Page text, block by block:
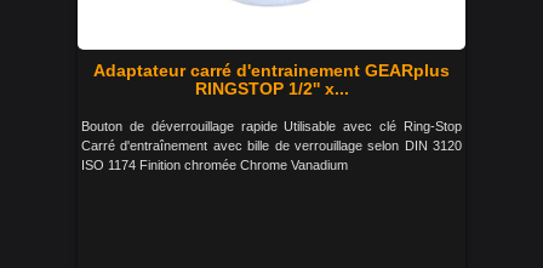
Adaptateur carré d'entrainement GEARplus
RINGSTOP 1/2'' x...
Bouton de déverrouillage rapide Utilisable avec clé Ring-Stop
Carré d'entraînement avec bille de verrouillage selon DIN 3120
ISO 1174 Finition chromée Chrome Vanadium